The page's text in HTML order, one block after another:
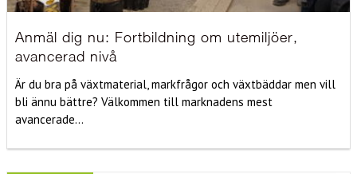
Anmäl dig nu: Fortbildning om utemiljöer,
avancerad nivå
Är du bra på växtmaterial, markfrågor och växtbäddar men vill
bli ännu bättre? Välkommen till marknadens mest
avancerade...